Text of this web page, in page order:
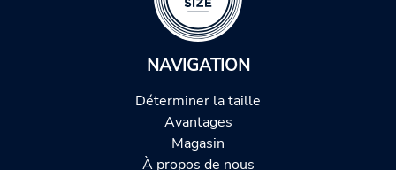
NAVIGATION
Déterminer la taille
Avantages
Magasin
À propos de nous